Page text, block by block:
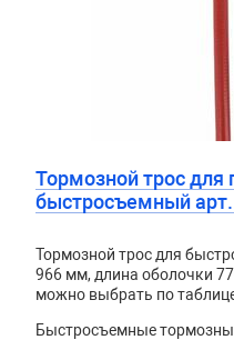
Тормозной трос для
быстросъемный арт.
Тормозной трос для
966 мм, длина оболочки
можно выбрать по
Быстросъемные